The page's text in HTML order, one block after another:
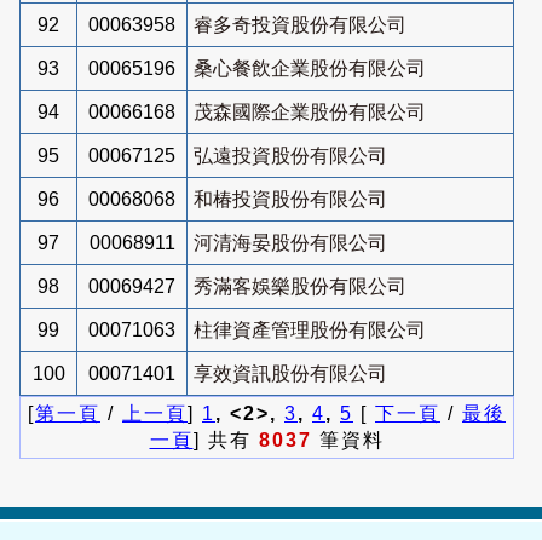
92 00063958 睿多奇投資股份有限公司
93 00065196 桑心餐飲企業股份有限公司
94 00066168 茂森國際企業股份有限公司
95 00067125 弘遠投資股份有限公司
96 00068068 和椿投資股份有限公司
97 00068911 河清海晏股份有限公司
98 00069427 秀滿客娛樂股份有限公司
99 00071063 柱律資產管理股份有限公司
100 00071401
享效資訊股份有限公司
[第一頁 / 上一頁] 1 , <2>, 3, 4, 5 [ 下一頁 / 最後
一頁] 共有 8037 筆資料